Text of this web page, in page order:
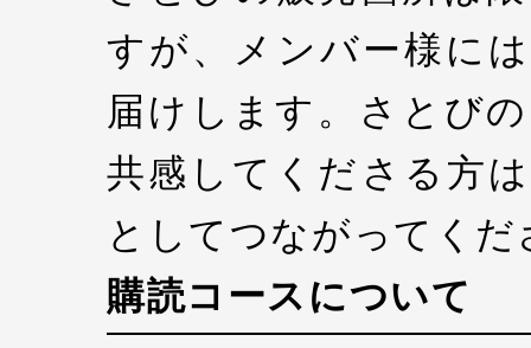
すが、メンバー様に
届けします。さとび
共感してくださる方
としてつながってくだ
購読コースについて